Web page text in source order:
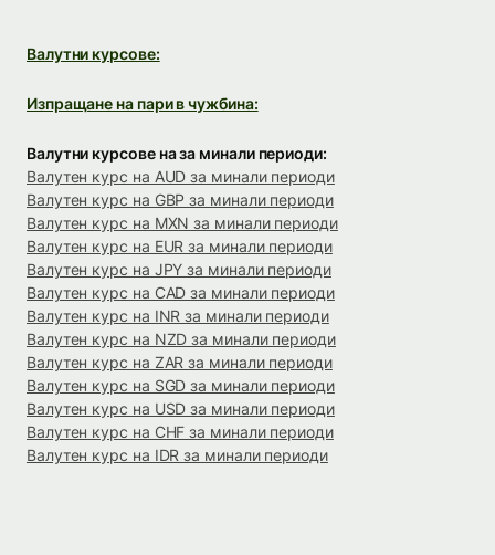
Валутни курсове:
Изпращане на пари в чужбина:
Валутни курсове на за минали периоди:
Валутен курс на AUD за минали периоди
Валутен курс на GBP за минали периоди
Валутен курс на MXN за минали периоди
Валутен курс на EUR за минали периоди
Валутен курс на JPY за минали периоди
Валутен курс на CAD за минали периоди
Валутен курс на INR за минали периоди
Валутен курс на NZD за минали периоди
Валутен курс на ZAR за минали периоди
Валутен курс на SGD за минали периоди
Валутен курс на USD за минали периоди
Валутен курс на CHF за минали периоди
Валутен курс на IDR за минали периоди